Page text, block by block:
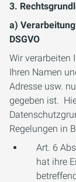
3.
a)
DSGVO
Wir verarbeiten
Ihren Namen
Adresse usw.
gegeben ist.
Regelungen in
Art. 6
hat ihre